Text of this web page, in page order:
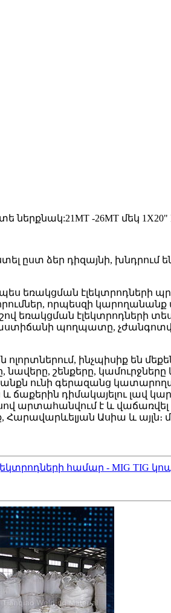
-26MT մեկ
ըստ ձեր դիզայնի, խնդրում
Որպես եռակցման
որպեսզի
եռակցման էլեկտրոդների
պողպատը,
ինչպիսիք են
շենքերը,
ունի գերազանց
ճաքերին դիմակայելու լավ
արտահանվում է և վաճառվել
Ասիա և այլն։
համար - MIG TIG